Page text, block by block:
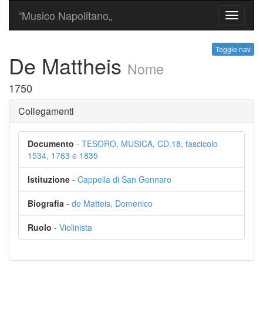
Toggle
“Musico Napolitano„
Toggle nav
De Mattheis Nome
1750
Collegamenti
Documento - TESORO, MUSICA, CD.18, fascicolo
1534, 1763 e 1835
Istituzione - Cappella di San Gennaro
Biografia - de Matteis, Domenico
Ruolo - Violinista